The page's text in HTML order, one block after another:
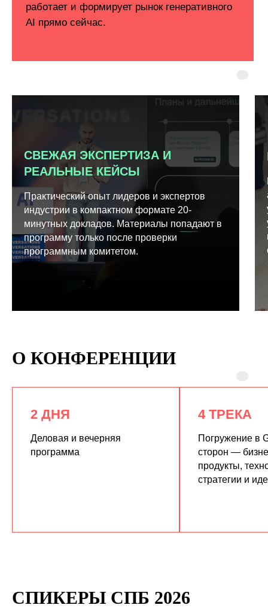
СВЕЖАЯ ЭКСПЕРТИЗА И
РЕАЛЬНЫЕ КЕЙСЫ
Практический опыт лидеров и экспертов
индустрии в компактном формате 20-
минутных докладов. Материалы попадают в
программу только после проверки
программным комитетом.
О КОНФЕРЕНЦИИ
2 ДНЯ
Деловая и вечерняя
программа
4 ТРЕКА
Погружение в
сторон —
продукты,
стратегии и
СПИКЕРЫ СПБ 2026